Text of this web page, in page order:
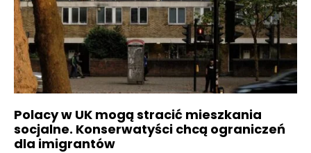
Polacy w UK mogą stracić mieszkania
socjalne. Konserwatyści chcą ograniczeń
dla imigrantów